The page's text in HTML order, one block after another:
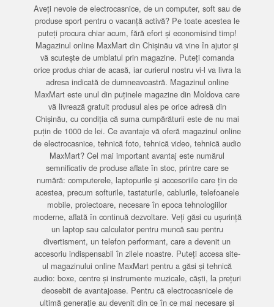
Aveți nevoie de electrocasnice, de un computer, soft sau de
produse sport pentru o vacanță activă? Pe toate acestea le
puteți procura chiar acum, fără efort și economisind timp!
Magazinul online MaxMart din Chișinău vă vine în ajutor și
vă scutește de umblatul prin magazine. Puteți comanda
orice produs chiar de acasă, iar curierul nostru vi-l va livra la
adresa indicată de dumneavoastră. Magazinul online
MaxMart este unul din puținele magazine din Moldova care
vă livrează gratuit produsul ales pe orice adresă din
Chișinău, cu condiția că suma cumpărăturii este de nu mai
puțin de 1000 de lei. Ce avantaje vă oferă magazinul online
de electrocasnice, tehnică foto, tehnică video, tehnică audio
MaxMart? Cel mai important avantaj este numărul
semnificativ de produse aflate în stoc, printre care se
numără: computerele, laptopurile și accesoriile care țin de
acestea, precum softurile, tastaturile, cablurile, telefoanele
mobile, proiectoare, necesare în epoca tehnologiilor
moderne, aflată în continuă dezvoltare. Veți găsi cu ușurință
un laptop sau calculator pentru muncă sau pentru
divertisment, un telefon performant, care a devenit un
accesoriu indispensabil în zilele noastre. Puteți accesa site-
ul magazinului online MaxMart pentru a găsi și tehnică
audio: boxe, centre și instrumente muzicale, căști, la prețuri
deosebit de avantajoase. Pentru că electrocasnicele de
ultimă generație au devenit din ce în ce mai necesare și